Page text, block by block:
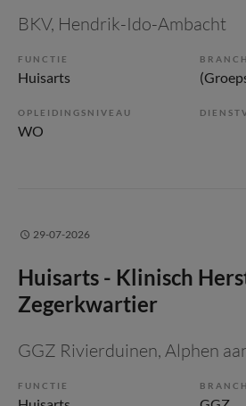
BKV, Hendrik-Ido-Ambacht
FUNCTIE
Huisarts
OPLEIDINGSNIVEAU
WO
29-07-2026
Huisarts - Klinisch
Zegerkwartier
GGZ Rivierduinen, Alphen
FUNCTIE